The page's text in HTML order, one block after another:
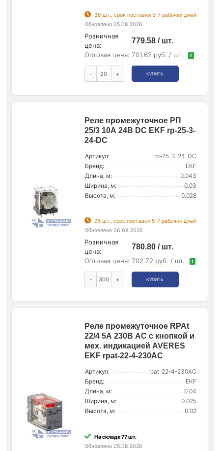
38 шт., срок поставки 5-7 рабочих дней
Обновлено 05.08.2026
Розничная
цена:
779.58 / шт.
Оптовая цена: 701.62 руб. / шт. !
- + КУПИТЬ
Реле промежуточное РП
25/3 10А 24В DC EKF rp-25-3-
24-DC
Артикул:
rp-25-3-24-DC
Бренд:
EKF
Длина, м:
0.043
Ширина, м:
0.03
Высота, м:
0.028
95 шт., срок поставки 5-7 рабочих дней
Обновлено 06.08.2026
Розничная
цена:
780.80 / шт.
Оптовая цена: 702.72 руб. / шт. !
- + КУПИТЬ
Реле промежуточное RPAt
22/4 5А 230В AC с кнопкой и
мех. индикацией AVERES
EKF rpat-22-4-230AC
Артикул:
rpat-22-4-230AC
Бренд:
EKF
Длина, м:
0.04
Ширина, м:
0.025
Высота, м:
0.02
На складе 77 шт.
Обновлено 05.08.2026